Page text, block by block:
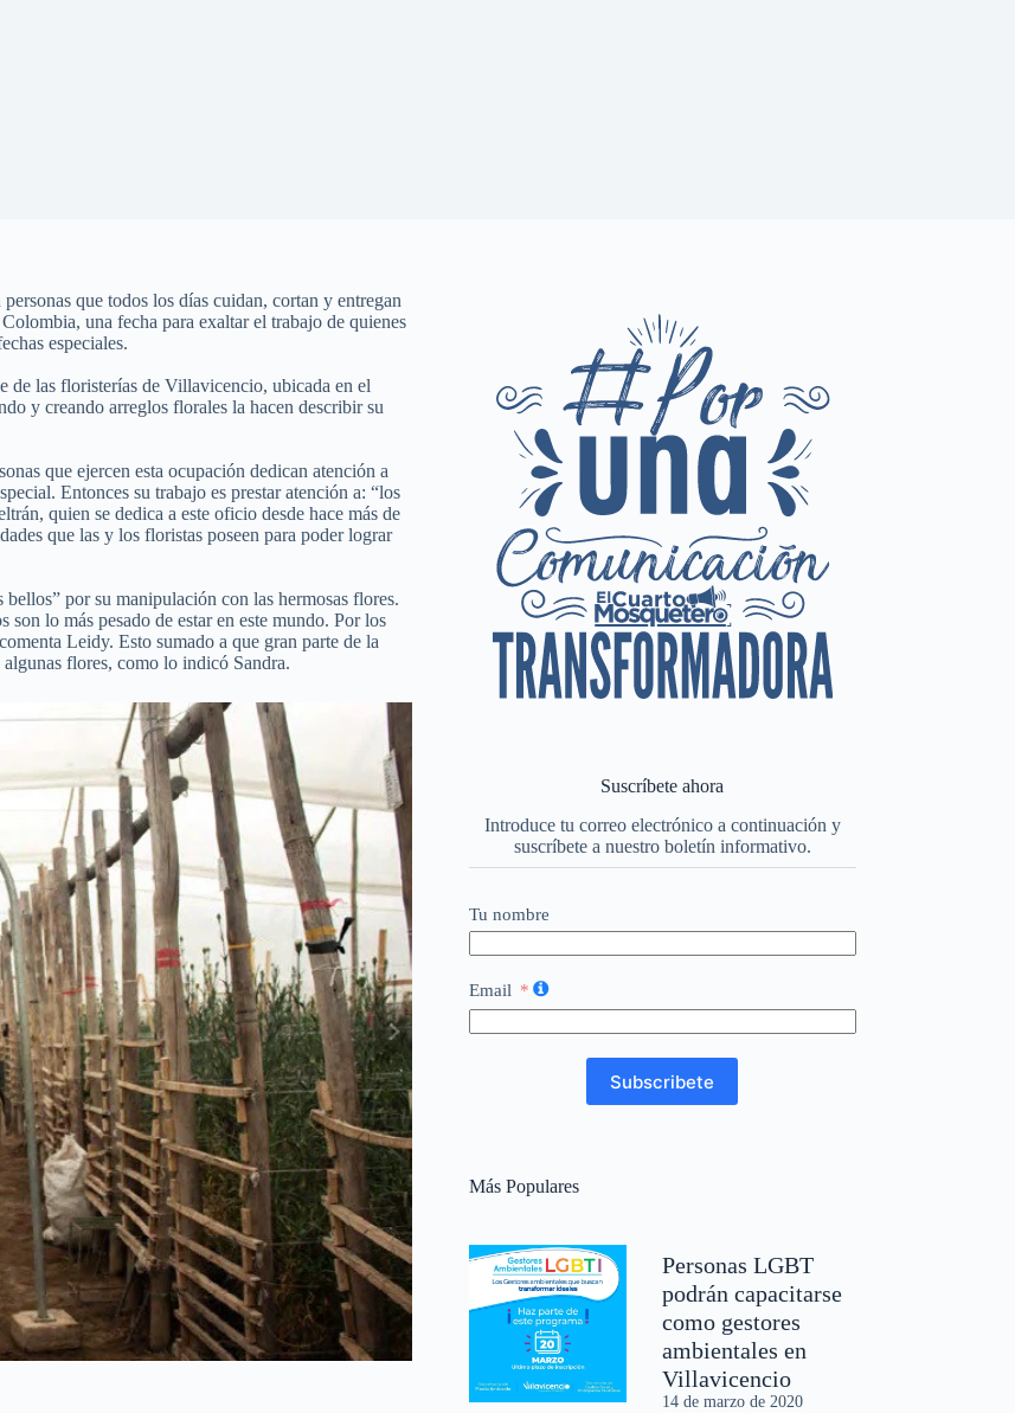
que todos los días cuidan, cortan y entregan
una fecha para exaltar el trabajo de quienes
especiales.
las floristerías de Villavicencio, ubicada en el
y creando arreglos florales la hacen describir su
que ejercen esta ocupación dedican atención a
Entonces su trabajo es prestar atención a: “los
quien se dedica a este oficio desde hace más de
que las y los floristas poseen para poder lograr
por su manipulación con las hermosas flores.
lo más pesado de estar en este mundo. Por los
Leidy. Esto sumado a que gran parte de la
flores, como lo indicó Sandra.
Suscríbete ahora
Introduce tu correo electrónico a continuación y
suscríbete a nuestro boletín informativo.
Tu nombre
Email
Subscribete
Más Populares
Personas LGBT
podrán capacitarse
como gestores
ambientales en
Villavicencio
14 de marzo de 2020